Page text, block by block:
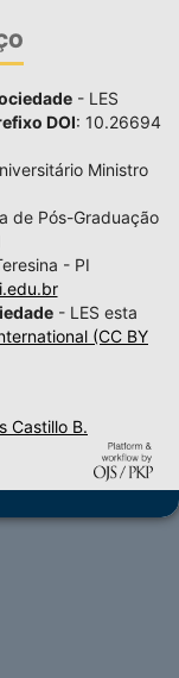
- LES
DOI: 10.26694
Ministro
de Pós-Graduação
- PI
- LES esta
(CC BY
Castillo B.